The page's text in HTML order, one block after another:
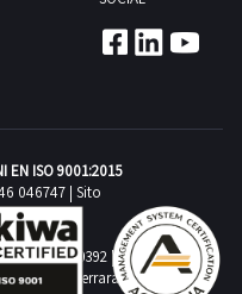
046747 | Sito
in Via
02704840392 |
di Ferrara
EN ISO 9001:2015